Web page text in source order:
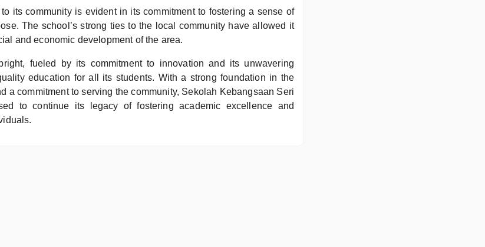
its community is evident in its commitment to fostering a sense of
The school’s strong ties to the local community have allowed it
and economic development of the area.
fueled by its commitment to innovation and its unwavering
education for all its students. With a strong foundation in the
a commitment to serving the community, Sekolah Kebangsaan Seri
to continue its legacy of fostering academic excellence and